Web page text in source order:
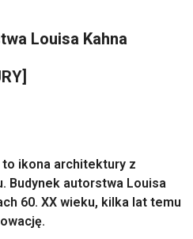
Louisa Kahna
ikona architektury z
Budynek autorstwa Louisa
60. XX wieku, kilka lat temu